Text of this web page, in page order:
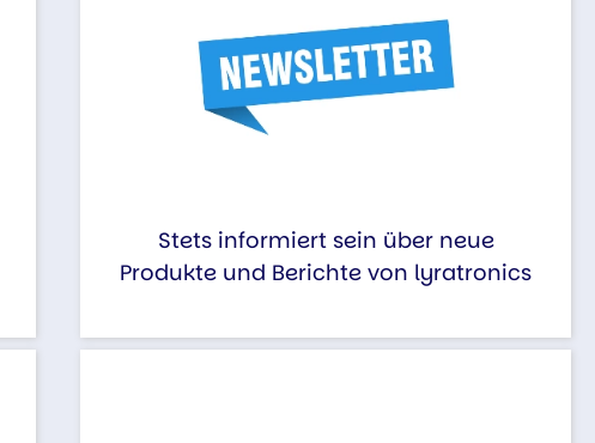
Stets informiert sein über neue
Produkte und Berichte von lyratronics